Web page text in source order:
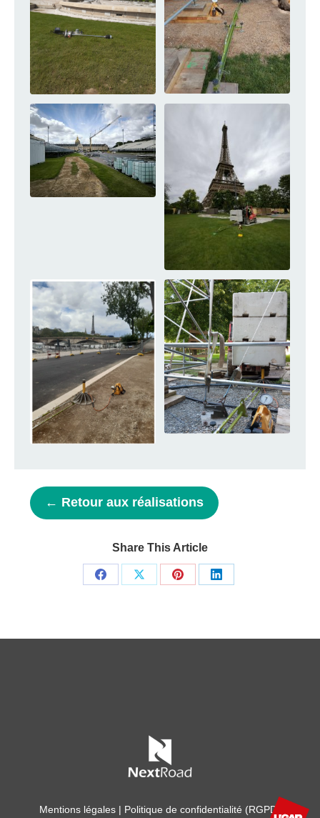
← Retour aux réalisations
Share This Article
Share
Share
Share
Share
Mentions légales | Politique de confidentialité (RGPD)